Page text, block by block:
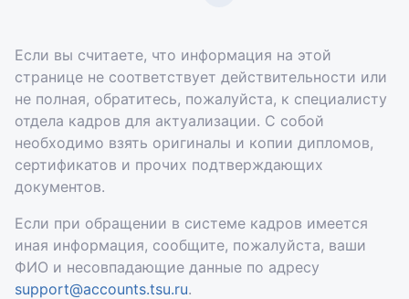
Если вы считаете, что информация на этой
странице не соответствует действительности или
не полная, обратитесь, пожалуйста, к специалисту
отдела кадров для актуализации. С собой
необходимо взять оригиналы и копии дипломов,
сертификатов и прочих подтверждающих
документов.
Если при обращении в системе кадров имеется
иная информация, сообщите, пожалуйста, ваши
ФИО и несовпадающие данные по адресу
support@accounts.tsu.ru.